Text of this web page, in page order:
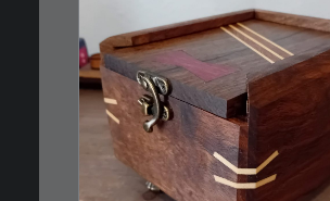
€39,00
Eine kleine, simple Schatulle
aus Nussbaum…